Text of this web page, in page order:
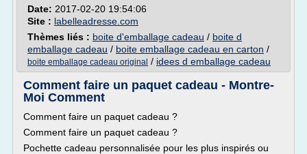
Date: 2017-02-20 19:54:06
Site : labelleadresse.com
Thèmes liés : boite d'emballage cadeau / boite d
emballage cadeau / boite emballage cadeau en carton /
boite emballage cadeau original / idees d emballage cadeau
Comment faire un paquet cadeau - Montre-
Moi Comment
Comment faire un paquet cadeau ?
Comment faire un paquet cadeau ?
Pochette cadeau personnalisée pour les plus inspirés ou